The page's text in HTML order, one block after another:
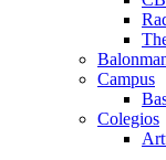
Campus
Colegios